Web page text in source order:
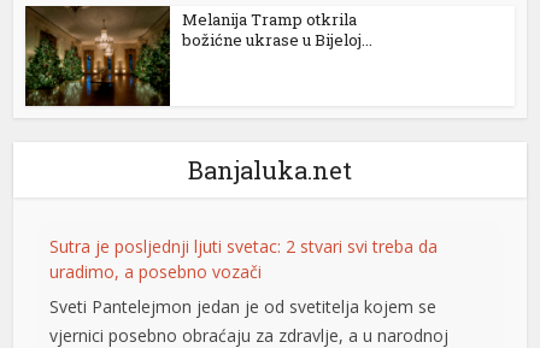
Melanija Tramp otkrila
božićne ukrase u Bijeloj...
Banjaluka.net
Sutra je posljednji ljuti svetac: 2 stvari svi treba da
uradimo, a posebno vozači
Sveti Pantelejmon jedan je od svetitelja kojem se
vjernici posebno obraćaju za zdravlje, a u narodnoj